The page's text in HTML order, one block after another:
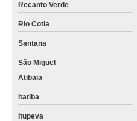
Recanto Verde
Rio Cotia
Santana
São Miguel
Atibaia
Itatiba
Itupeva